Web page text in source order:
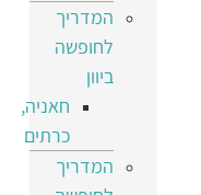
המדריך
לחופשה
ביוון
חאניה,
כרתים
המדריך